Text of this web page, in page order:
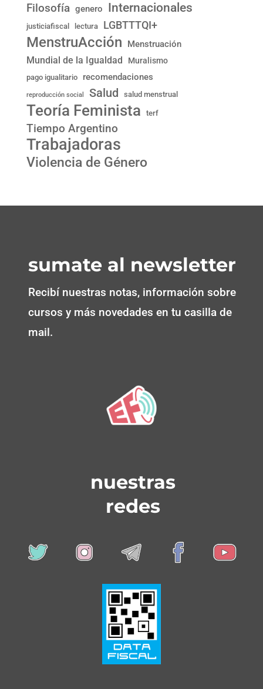
Filosofía genero Internacionales
justiciafiscal lectura LGBTTTQI+
MenstruAcción Menstruación
Mundial de la Igualdad Muralismo
pago igualitario recomendaciones
reproducción social Salud salud menstrual
Teoría Feminista terf
Tiempo Argentino
Trabajadoras
Violencia de Género
sumate al newsletter
Recibí nuestras notas, información sobre
cursos y más novedades en tu casilla de
mail.
nuestras
redes